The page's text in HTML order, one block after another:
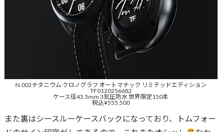
N.002チタニウム クロノグラフ オートマチック リミテッドエディション
TF0120256682
ケース径43.5mm 3気圧防水 世界限定150本
税込¥555,500
また裏はシースルーケースバックになっており、トムフォー